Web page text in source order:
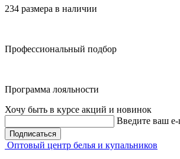
234 размера в наличии
Профессиональный подбор
Программа лояльности
Хочу быть в курсе акций и новинок
Введите ваш e-
Подписаться
Оптовый центр белья и купальников